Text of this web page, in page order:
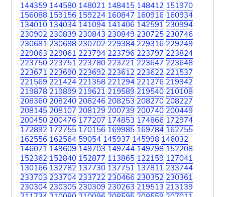
144359 144580 148021 148415 148412 151970
156088 159156 159224 160847 160916 160934
134010 134034 141094 141406 142591 230994
230902 230839 230843 230849 230725 230746
230681 230698 230702 229384 229316 229249
229063 229061 223794 223796 223797 223824
223750 223751 223780 223721 223647 223648
223671 223690 223692 223612 223622 221537
221569 221424 221358 221294 221276 219942
219878 219899 219621 219589 219540 210108
208360 208240 208246 208253 208270 208227
208145 208107 208129 200739 200740 200449
200450 200476 177207 174853 174866 172974
172892 172755 170156 169985 169784 162755
162556 162564 59054 145937 145998 146032
146071 149609 149703 149744 149798 152208
152362 152840 152877 113865 122159 127041
130166 132782 137730 137751 137811 233744
233703 233704 233722 230466 230352 230361
230304 230305 230309 230263 219513 213139